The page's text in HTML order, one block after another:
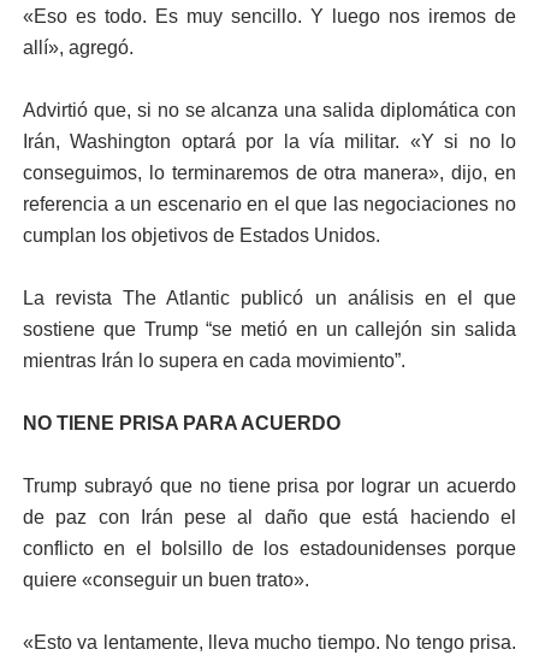
«Eso es todo. Es muy sencillo. Y luego nos iremos de
allí», agregó.
Advirtió que, si no se alcanza una salida diplomática con
Irán, Washington optará por la vía militar. «Y si no lo
conseguimos, lo terminaremos de otra manera», dijo, en
referencia a un escenario en el que las negociaciones no
cumplan los objetivos de Estados Unidos.
La revista The Atlantic publicó un análisis en el que
sostiene que Trump “se metió en un callejón sin salida
mientras Irán lo supera en cada movimiento”.
NO TIENE PRISA PARA ACUERDO
Trump subrayó que no tiene prisa por lograr un acuerdo
de paz con Irán pese al daño que está haciendo el
conflicto en el bolsillo de los estadounidenses porque
quiere «conseguir un buen trato».
«Esto va lentamente, lleva mucho tiempo. No tengo prisa.